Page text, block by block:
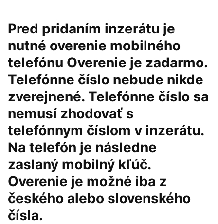
Pred pridaním inzerátu je
nutné overenie mobilného
telefónu Overenie je zadarmo.
Telefónne číslo nebude nikde
zverejnené. Telefónne číslo sa
nemusí zhodovať s
telefónnym číslom v inzerátu.
Na telefón je následne
zaslaný mobilný kľúč.
Overenie je možné iba z
českého alebo slovenského
čísla.